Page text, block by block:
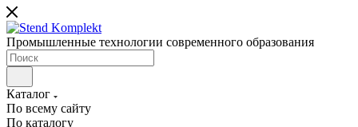
Промышленные технологии современного образования
Каталог
По всему сайту
По каталогу